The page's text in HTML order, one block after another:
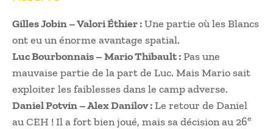
Gilles Jobin – Valori Éthier :Une partie où les Blancs
ont eu un énorme avantage spatial.
Luc Bourbonnais – Mario Thibault :Pas une
mauvaise partie de la part de Luc. Mais Mario sait
exploiter les faiblesses dans le camp adverse.
Daniel Potvin – Alex Danilov :Le retour de Daniel
au CEH ! Il a fort bien joué, mais sa décision au 26e